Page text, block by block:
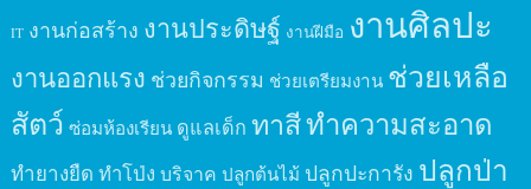
IT งานก่อสร้าง งานประดิษฐ์ งานฝีมือ งานศิลปะ
งานออกแรง ช่วยกิจกรรม ช่วยเตรียมงาน ช่วยเหลือ
สัตว์ ซ่อมห้องเรียน ดูแลเด็ก ทาสีทำความสะอาด
ทำยางยืด ทำโป่ง บริจาค ปลูกต้นไม้ ปลูกปะการัง ปลูกป่า